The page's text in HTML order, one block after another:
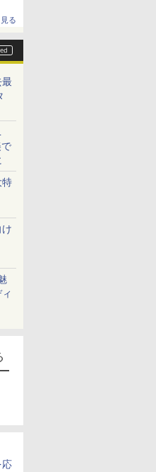
る
最
特
応